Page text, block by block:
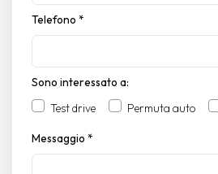
Telefono *
Sono interessato a:
Test drive
Permuta auto
Messaggio *